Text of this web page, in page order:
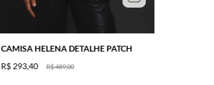
CAMISA HELENA DETALHE PATCH
R$489,00
R$ 293,40